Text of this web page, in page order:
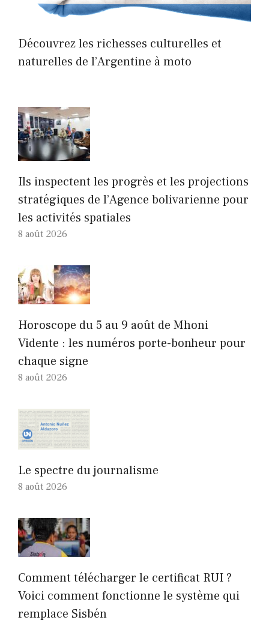
Découvrez les richesses culturelles et
naturelles de l’Argentine à moto
Ils inspectent les progrès et les projections
stratégiques de l’Agence bolivarienne pour
les activités spatiales
8 août 2026
Horoscope du 5 au 9 août de Mhoni
Vidente : les numéros porte-bonheur pour
chaque signe
8 août 2026
Le spectre du journalisme
8 août 2026
Comment télécharger le certificat RUI ?
Voici comment fonctionne le système qui
remplace Sisbén